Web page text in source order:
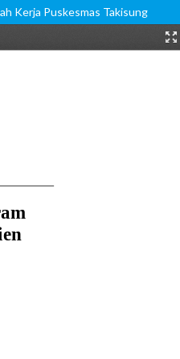
Kerja Puskesmas Takisung